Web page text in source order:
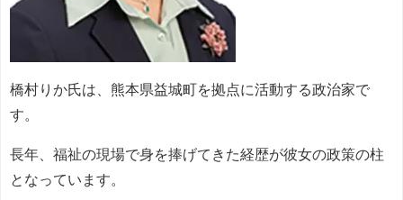
橋村りか氏は、熊本県益城町を拠点に活動する政治家で
す。
長年、福祉の現場で身を捧げてきた経歴が彼女の政策の柱
となっています。